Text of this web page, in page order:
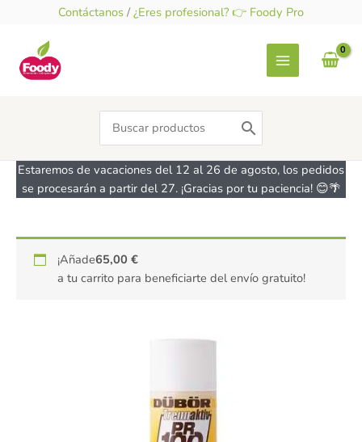
contenido
Contáctanos / ¿Eres profesional? 👉 Foody Pro
Search
for:
Estaremos de vacaciones del 12 al 26 de agosto, los pedidos
se procesarán a partir del 27. ¡Gracias por tu paciencia! 😊🌴
¡Añade65,00€
a tu carrito para beneficiarte del envío gratuito!
Spray
desmoldante
antiadherente